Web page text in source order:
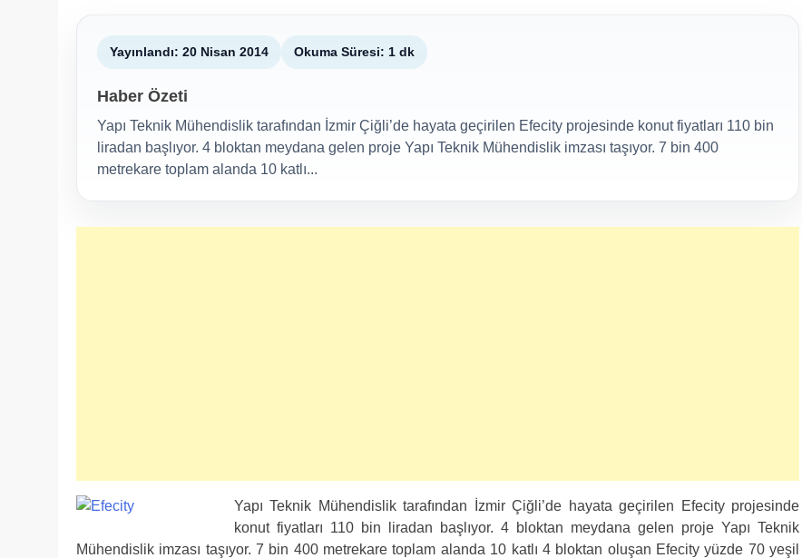
Yayınlandı: 20 Nisan 2014 Okuma Süresi: 1 dk
Haber Özeti
Yapı Teknik Mühendislik tarafından İzmir Çiğli’de hayata geçirilen Efecity projesinde konut fiyatları 110 bin
liradan başlıyor. 4 bloktan meydana gelen proje Yapı Teknik Mühendislik imzası taşıyor. 7 bin 400
metrekare toplam alanda 10 katlı...
Yapı Teknik Mühendislik tarafından İzmir Çiğli’de hayata geçirilen Efecity projesinde
konut fiyatları 110 bin liradan başlıyor. 4 bloktan meydana gelen proje Yapı Teknik
Mühendislik imzası taşıyor. 7 bin 400 metrekare toplam alanda 10 katlı 4 bloktan oluşan Efecity yüzde 70 yeşil